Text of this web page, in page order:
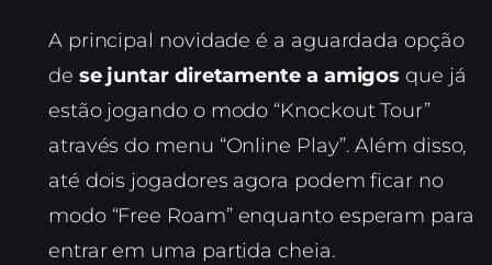
A principal novidade é a aguardada opção
de se juntar diretamente a amigos que já
estão jogando o modo “Knockout Tour”
através do menu “Online Play”. Além disso,
até dois jogadores agora podem ficar no
modo “Free Roam” enquanto esperam para
entrar em uma partida cheia.